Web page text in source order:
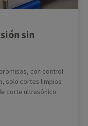
sin
con control
solo cortes limpios
corte ultrasónico